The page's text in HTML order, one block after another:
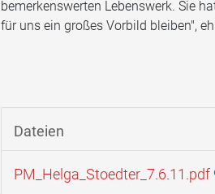
bemerkenswerten Lebenswerk. Sie
für uns ein großes Vorbild bleiben",
Dateien
PM_Helga_Stoedter_7.6.11.pdf